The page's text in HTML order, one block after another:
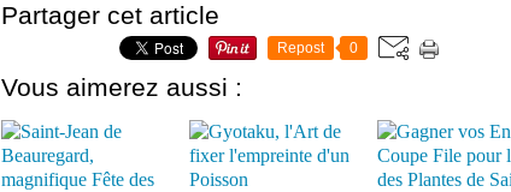
Partager cet article
Repost 0
Vous aimerez aussi :